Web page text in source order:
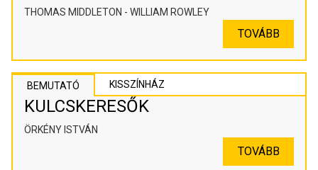
THOMAS MIDDLETON - WILLIAM ROWLEY
TOVÁBB
BEMUTATÓ KISSZÍNHÁZ
KULCSKERESŐK
ÖRKÉNY ISTVÁN
TOVÁBB